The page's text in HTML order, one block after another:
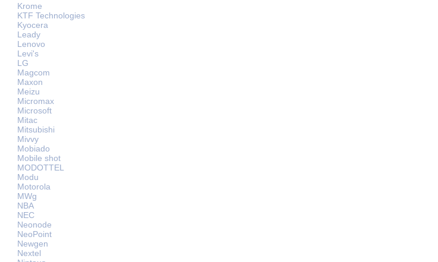
Krome
KTF Technologies
Kyocera
Leady
Lenovo
Levi's
LG
Magcom
Maxon
Meizu
Micromax
Microsoft
Mitac
Mitsubishi
Mivvy
Mobiado
Mobile shot
MODOTTEL
Modu
Motorola
MWg
NBA
NEC
Neonode
NeoPoint
Newgen
Nextel